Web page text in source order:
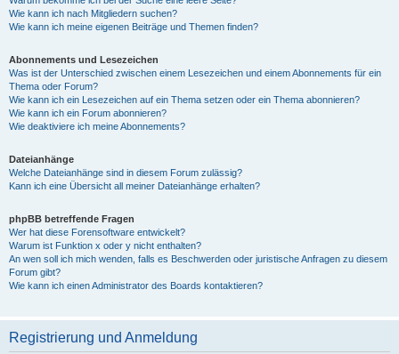
Wie kann ich nach Mitgliedern suchen?
Wie kann ich meine eigenen Beiträge und Themen finden?
Abonnements und Lesezeichen
Was ist der Unterschied zwischen einem Lesezeichen und einem Abonnements für ein
Thema oder Forum?
Wie kann ich ein Lesezeichen auf ein Thema setzen oder ein Thema abonnieren?
Wie kann ich ein Forum abonnieren?
Wie deaktiviere ich meine Abonnements?
Dateianhänge
Welche Dateianhänge sind in diesem Forum zulässig?
Kann ich eine Übersicht all meiner Dateianhänge erhalten?
phpBB betreffende Fragen
Wer hat diese Forensoftware entwickelt?
Warum ist Funktion x oder y nicht enthalten?
An wen soll ich mich wenden, falls es Beschwerden oder juristische Anfragen zu diesem
Forum gibt?
Wie kann ich einen Administrator des Boards kontaktieren?
Registrierung und Anmeldung